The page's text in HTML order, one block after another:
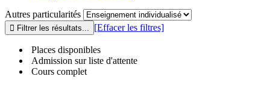
Autres particularités
[Effacer les filtres]
Places disponibles
Admission sur liste d'attente
Cours complet